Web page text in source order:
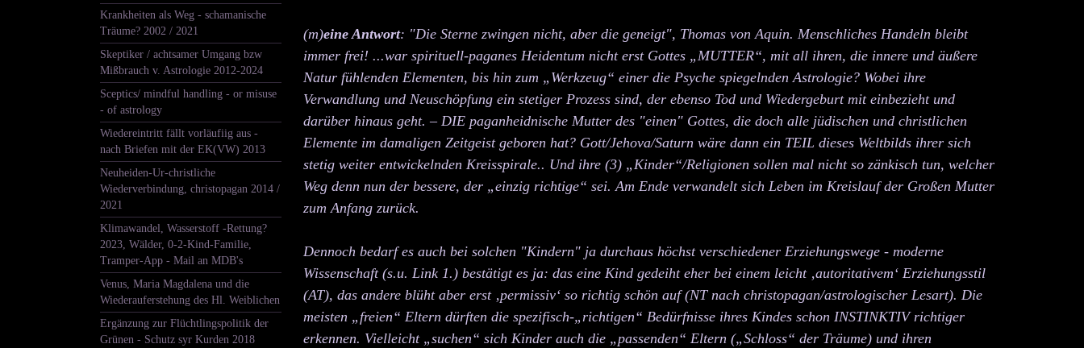
Krankheiten als Weg - schamanische
Träume? 2002 / 2021
Skeptiker / achtsamer Umgang bzw
Mißbrauch v. Astrologie 2012-2024
Sceptics/ mindful handling - or misuse
- of astrology
Wiedereintritt fällt vorläufiig aus -
nach Briefen mit der EK(VW) 2013
Neuheiden-Ur-christliche
Wiederverbindung, christopagan 2014 /
2021
Klimawandel, Wasserstoff -Rettung?
2023, Wälder, 0-2-Kind-Familie,
Tramper-App - Mail an MDB's
Venus, Maria Magdalena und die
Wiederauferstehung des Hl. Weiblichen
Ergänzung zur Flüchtlingspolitik der
Grünen - Schutz syr Kurden 2018
(m)eine Antwort: "Die Sterne zwingen nicht, aber die geneigt", Thomas von Aquin. Menschliches Handeln bleibt
immer frei! ...war spirituell-paganes Heidentum nicht erst Gottes „MUTTER“, mit all ihren, die innere und äußere
Natur fühlenden Elementen, bis hin zum „Werkzeug“ einer die Psyche spiegelnden Astrologie? Wobei ihre
Verwandlung und Neuschöpfung ein stetiger Prozess sind, der ebenso Tod und Wiedergeburt mit einbezieht und
darüber hinaus geht. – DIE paganheidnische Mutter des "einen" Gottes, die doch alle jüdischen und christlichen
Elemente im damaligen Zeitgeist geboren hat? Gott/Jehova/Saturn wäre dann ein TEIL dieses Weltbilds ihrer sich
stetig weiter entwickelnden Kreisspirale.. Und ihre (3) „Kinder“/Religionen sollen mal nicht so zänkisch tun, welcher
Weg denn nun der bessere, der „einzig richtige“ sei. Am Ende verwandelt sich Leben im Kreislauf der Großen Mutter
zum Anfang zurück.
Dennoch bedarf es auch bei solchen "Kindern" ja durchaus höchst verschiedener Erziehungswege - moderne
Wissenschaft (s.u. Link 1.) bestätigt es ja: das eine Kind gedeiht eher bei einem leicht ‚autoritativem‘ Erziehungsstil
(AT), das andere blüht aber erst ‚permissiv‘ so richtig schön auf (NT nach christopagan/astrologischer Lesart). Die
meisten „freien“ Eltern dürften die spezifisch-„richtigen“ Bedürfnisse ihres Kindes schon INSTINKTIV richtiger
erkennen. Vielleicht „suchen“ sich Kinder auch die „passenden“ Eltern („Schloss“ der Träume) und ihren